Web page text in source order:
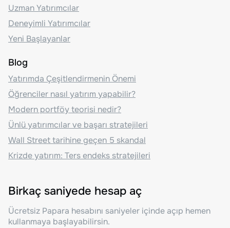
Uzman Yatırımcılar
Deneyimli Yatırımcılar
Yeni Başlayanlar
Blog
Yatırımda Çeşitlendirmenin Önemi
Öğrenciler nasıl yatırım yapabilir?
Modern portföy teorisi nedir?
Ünlü yatırımcılar ve başarı stratejileri
Wall Street tarihine geçen 5 skandal
Krizde yatırım: Ters endeks stratejileri
Birkaç saniyede hesap aç
Ücretsiz Papara hesabını saniyeler içinde açıp hemen
kullanmaya başlayabilirsin.